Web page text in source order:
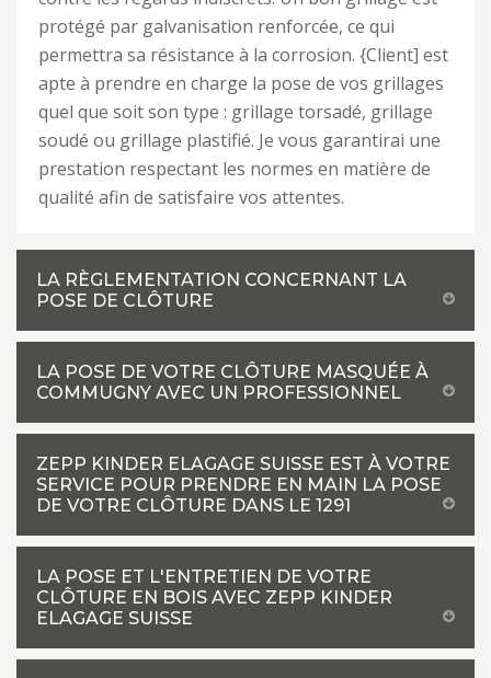
protégé par galvanisation renforcée, ce qui
permettra sa résistance à la corrosion. {Client] est
apte à prendre en charge la pose de vos grillages
quel que soit son type : grillage torsadé, grillage
soudé ou grillage plastifié. Je vous garantirai une
prestation respectant les normes en matière de
qualité afin de satisfaire vos attentes.
LA RÈGLEMENTATION CONCERNANT LA
POSE DE CLÔTURE
LA POSE DE VOTRE CLÔTURE MASQUÉE À
COMMUGNY AVEC UN PROFESSIONNEL
ZEPP KINDER ELAGAGE SUISSE EST À VOTRE
SERVICE POUR PRENDRE EN MAIN LA POSE
DE VOTRE CLÔTURE DANS LE 1291
LA POSE ET L'ENTRETIEN DE VOTRE
CLÔTURE EN BOIS AVEC ZEPP KINDER
ELAGAGE SUISSE